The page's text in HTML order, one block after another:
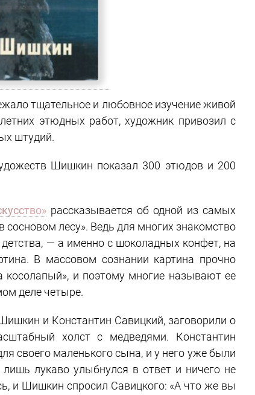
тщательное и любовное изучение живой
этюдных работ, художник привозил с
штудий.
Шишкин показал 300 этюдов и 200
рассказывается об одной из самых
лесу». Ведь для многих знакомство
— а именно с шоколадных конфет, на
В массовом сознании картина прочно
косолапый», и поэтому многие называют ее
деле четыре.
и Константин Савицкий, заговорили о
холст с медведями. Константин
своего маленького сына, и у него уже были
лукаво улыбнулся в ответ и ничего не
и Шишкин спросил Савицкого: «А что же вы